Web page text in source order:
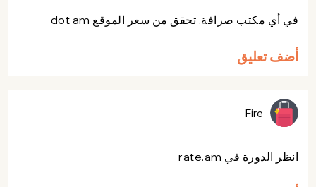
في أي مكتب صرافة. تحقق من سعر الموقع dot am
أضف تعليق
Fire
انظر الدورة في rate.am